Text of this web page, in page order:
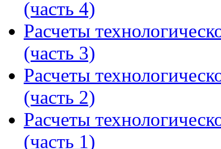
(часть 4)
Расчеты
(часть 3)
Расчеты
(часть 2)
Расчеты
(часть 1)